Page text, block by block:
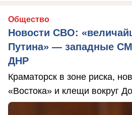
Общество
Новости СВО:
Путина» — западные
ДНР
Краматорск в зоне риска,
«Востока» и клещи вокруг